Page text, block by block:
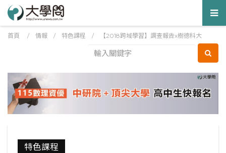
首頁 / 情報 / 特色課程 / 【2018跨域學習】調查報告x樹德科大
特色課程